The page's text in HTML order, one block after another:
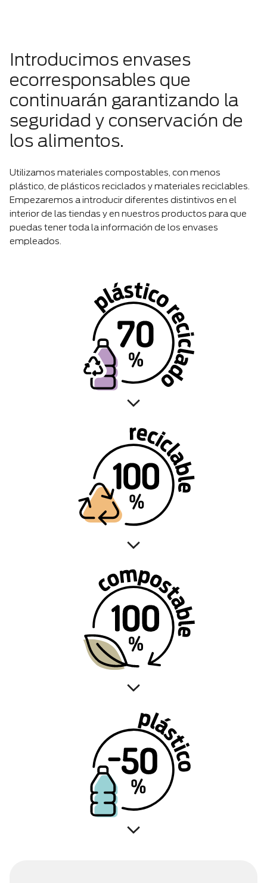
Introducimos envases
ecorresponsables que
continuarán garantizando la
seguridad y conservación de
los alimentos.
Utilizamos materiales compostables, con menos
plástico, de plásticos reciclados y materiales reciclables.
Empezaremos a introducir diferentes distintivos en el
interior de las tiendas y en nuestros productos para que
puedas tener toda la información de los envases
empleados.